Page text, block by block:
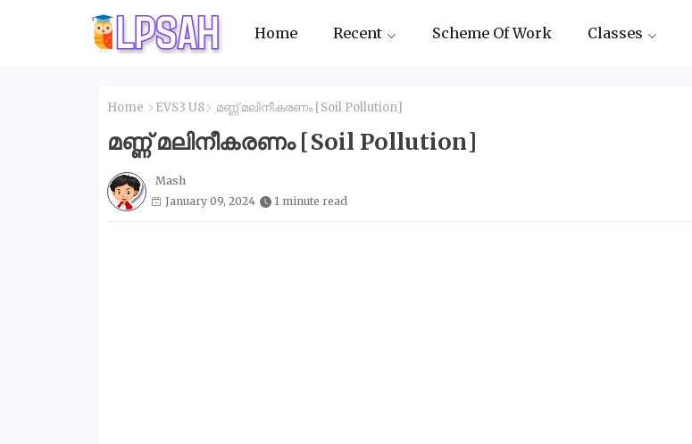
Home Recent Scheme Of Work Classes
Home EVS3 U8 മണ്ണ് മലിനീകരണം [Soil Pollution]
മണ്ണ് മലിനീകരണം [Soil Pollution]
Mash
January 09, 2024
1 minute read